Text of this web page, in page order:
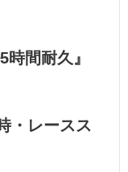
時間耐久』
・レースス